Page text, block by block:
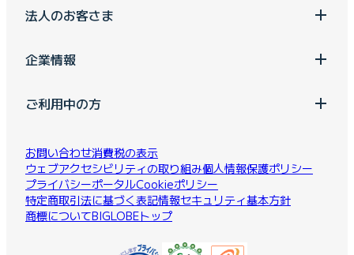
法人のお客さま
企業情報
ご利用中の方
お問い合わせ消費税の表示
ウェブアクセシビリティの取り組み個人情報保護ポリシー
プライバシーポータルCookieポリシー
特定商取引法に基づく表記情報セキュリティ基本方針
商標についてBIGLOBEトップ